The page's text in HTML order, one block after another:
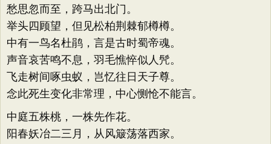
愁思忽而至，跨马出北门。
举头四顾望，但见松柏荆棘郁樽樽。
中有一鸟名杜鹃，言是古时蜀帝魂。
声音哀苦鸣不息，羽毛憔悴似人髠。
飞走树间啄虫蚁，岂忆往日天子尊。
念此死生变化非常理，中心恻怆不能言。
中庭五株桃，一株先作花。
阳春妖冶二三月，从风簸荡落西家。